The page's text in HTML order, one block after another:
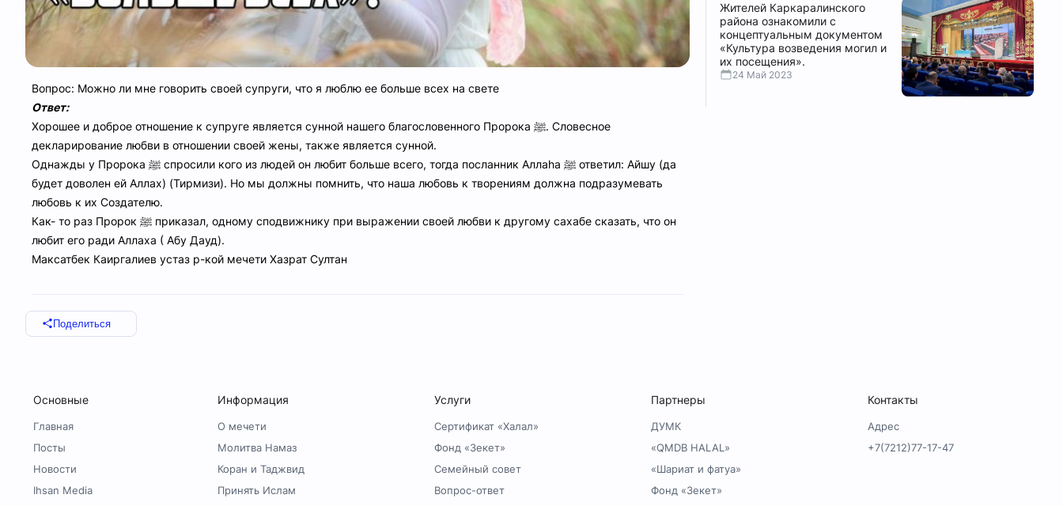
Вопрос: Можно ли мне говорить своей супруги, что я люблю ее больше всех на свете
Ответ:
Хорошее и доброе отношение к супруге является сунной нашего благословенного Пророка ﷺ. Словесное
декларирование любви в отношении своей жены, также является сунной.
Однажды у Пророка ﷺ спросили кого из людей он любит больше всего, тогда посланник Аллаhа ﷺ ответил: Айшу (да
будет доволен ей Аллах) (Тирмизи). Но мы должны помнить, что наша любовь к творениям должна подразумевать
любовь к их Создателю.
Как- то раз Пророк ﷺ приказал, одному сподвижнику при выражении своей любви к другому сахабе сказать, что он
любит его ради Аллаха ( Абу Дауд).
Максатбек Каиргалиев устаз р-кой мечети Хазрат Султан
Поделиться
Жителей Каркаралинского
района ознакомили с
концептуальным документом
«Культура возведения могил и
их посещения».
24 Май 2023
Основные
Главная
Посты
Новости
Ihsan Media
Информация
О мечети
Молитва Намаз
Коран и Таджвид
Принять Ислам
Услуги
Сертификат «Халал»
Фонд «Зекет»
Семейный совет
Вопрос-ответ
Партнеры
ДУМК
«QMDB HALAL»
«Шариат и фатуа»
Фонд «Зекет»
Контакты
Адрес
+7(7212)77-17-47